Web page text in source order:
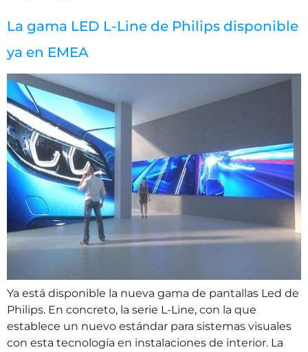
La gama LED L-Line de Philips disponible
ya en EMEA
Ya está disponible la nueva gama de pantallas Led de
Philips. En concreto, la serie L-Line, con la que
establece un nuevo estándar para sistemas visuales
con esta tecnología en instalaciones de interior. La